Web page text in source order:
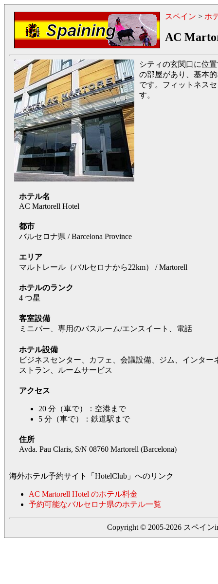
スペイン > ホ
AC
シティの玄関口に位
の部屋があり、基本
です。フィットネス
す。
ホテル名
AC Martorell Hotel
都市
バルセロナ県 / Barcelona Province
エリア
マルトレール（バルセロナから22km） / Martorell
ホテルのランク
4 つ星
客室設備
ミニバー、専用のバスルーム/エンスイート、電話
ホテル設備
ビジネスセンター、カフェ、会議設備、ジム、インタ
ストラン、ルームサービス
アクセス
20 分（車で）：空港まで
5 分（車で）：鉄道駅まで
住所
Avda. Pau Claris, S/N 08760 Martorell (Barcelona)
海外ホテル予約サイト「HotelClub」へのリンク
AC Martorell Hotel のホテル料金
予約可能なバルセロナ県のホテル一覧
Copyright © 2005-2026 スペイン